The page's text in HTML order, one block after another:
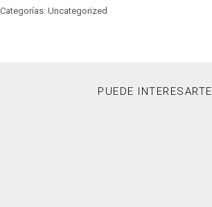
Categorías: Uncategorized
PUEDE INTERESARTE